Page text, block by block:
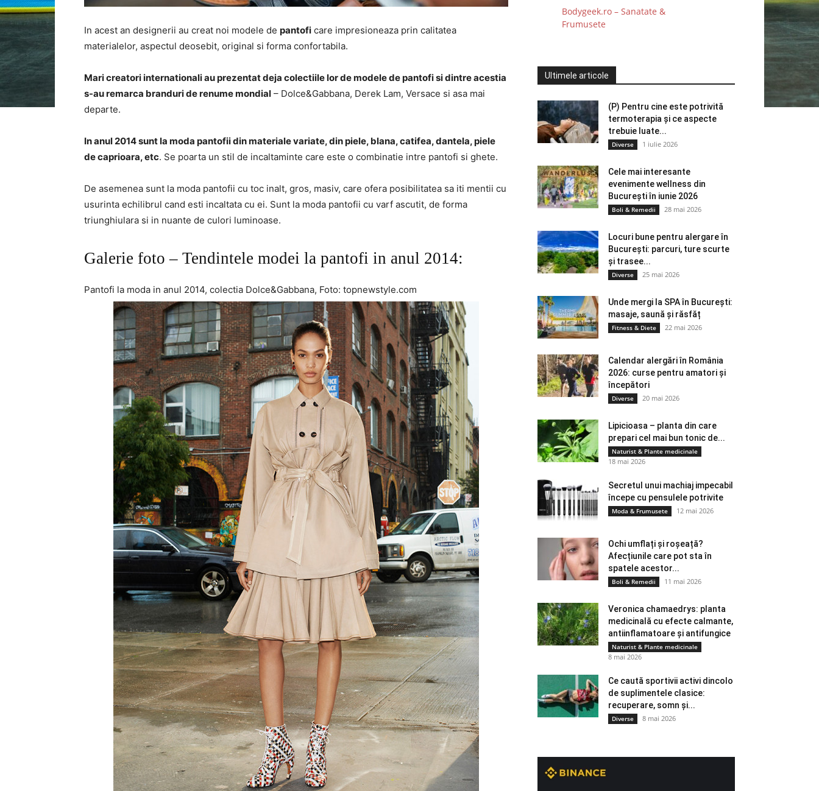
In acest an designerii au creat noi modele de pantofi care impresioneaza prin calitatea
materialelor, aspectul deosebit, original si forma confortabila.
Mari creatori internationali au prezentat deja colectiile lor de modele de pantofi si dintre acestia
s-au remarca branduri de renume mondial – Dolce&Gabbana, Derek Lam, Versace si asa mai
departe.
In anul 2014 sunt la moda pantofii din materiale variate, din piele, blana, catifea, dantela, piele
de caprioara, etc. Se poarta un stil de incaltaminte care este o combinatie intre pantofi si ghete.
De asemenea sunt la moda pantofii cu toc inalt, gros, masiv, care ofera posibilitatea sa iti mentii cu
usurinta echilibrul cand esti incaltata cu ei. Sunt la moda pantofii cu varf ascutit, de forma
triunghiulara si in nuante de culori luminoase.
Galerie foto – Tendintele modei la pantofi in anul 2014:
Pantofi la moda in anul 2014, colectia Dolce&Gabbana, Foto: topnewstyle.com
Bodygeek.ro – Sanatate &
Frumusete
Ultimele articole
(P) Pentru cine este potrivită
termoterapia și ce aspecte
trebuie luate...
Diverse 1 iulie 2026
Cele mai interesante
evenimente wellness din
București în iunie 2026
Boli & Remedii 28 mai 2026
Locuri bune pentru alergare în
București: parcuri, ture scurte
și trasee...
Diverse 25 mai 2026
Unde mergi la SPA în București:
masaje, saună și răsfăț
Fitness & Diete 22 mai 2026
Calendar alergări în România
2026: curse pentru amatori și
începători
Diverse 20 mai 2026
Lipicioasa – planta din care
prepari cel mai bun tonic de...
Naturist & Plante medicinale
18 mai 2026
Secretul unui machiaj impecabil
începe cu pensulele potrivite
Moda & Frumusete 12 mai 2026
Ochi umflați și roșeață?
Afecțiunile care pot sta în
spatele acestor...
Boli & Remedii 11 mai 2026
Veronica chamaedrys: planta
medicinală cu efecte calmante,
antiinflamatoare și antifungice
Naturist & Plante medicinale
8 mai 2026
Ce caută sportivii activi dincolo
de suplimentele clasice:
recuperare, somn și...
Diverse 8 mai 2026